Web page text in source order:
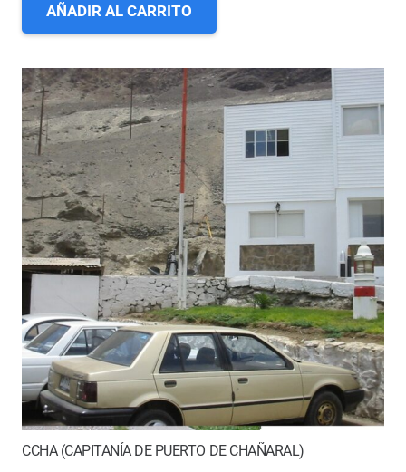
AÑADIR AL CARRITO
CCHA (CAPITANÍA DE PUERTO DE CHAÑARAL)